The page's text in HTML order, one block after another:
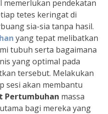
memerlukan pendekatan
tetes keringat di
sia-sia tanpa hasil.
yang tepat melibatkan
tubuh serta bagaimana
yang optimal pada
tersebut. Melakukan
sesi akan membantu
Pertumbuhan massa
bagi mereka yang